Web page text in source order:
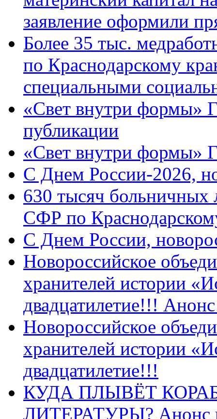
заявление оформили
Более 35 тыс.
по Краснодарскому
специальными
«Свет внутри формы»
публикации
«Свет внутри формы»
C Днем России-2026,
630 тысяч больничных
СФР по
C Днем России,
Новороссийское
хранителей истории
двадцатилетие!!!
Новороссийское
хранителей истории
двадцатилетие!!!
КУДА ПЛЫВЁТ
ЛИТЕРАТУРЫ? Анонс